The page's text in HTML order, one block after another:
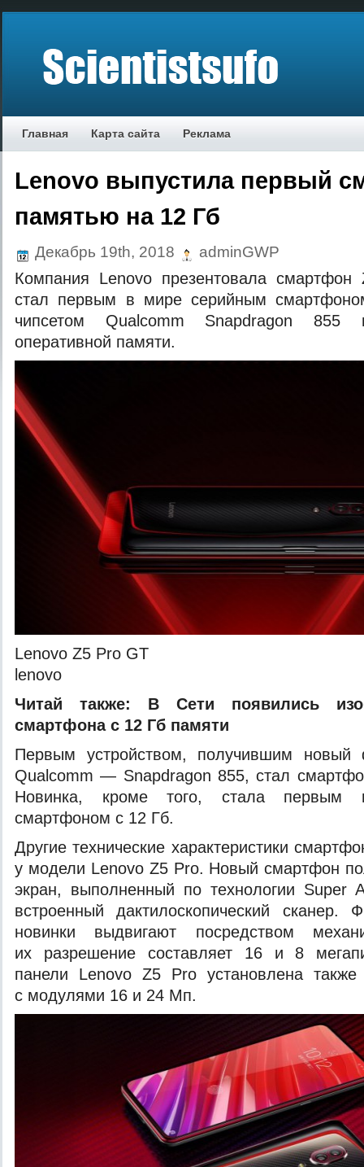
Главная Карта сайта Реклама
Lenovo выпустила первый
памятью на 12 Гб
Декабрь 19th, 2018 adminGWP
Компания Lenovo презентовала
стал первым в мире серийным
чипсетом Qualcomm Snapdragon 855
оперативной памяти.
Lenovo Z5 Pro GT
lenovo
Читай также: В Сети появились
смартфона с 12 Гб памяти
Первым устройством, получившим новый
Qualcomm — Snapdragon 855, стал
Новинка, кроме того, стала первым
смартфоном с 12 Гб.
Другие технические характеристики
у модели Lenovo Z5 Pro. Новый смартфон
экран, выполненный по технологии Super
встроенный дактилоскопический сканер.
новинки выдвигают посредством
их разрешение составляет 16 и 8
панели Lenovo Z5 Pro установлена
с модулями 16 и 24 Мп.